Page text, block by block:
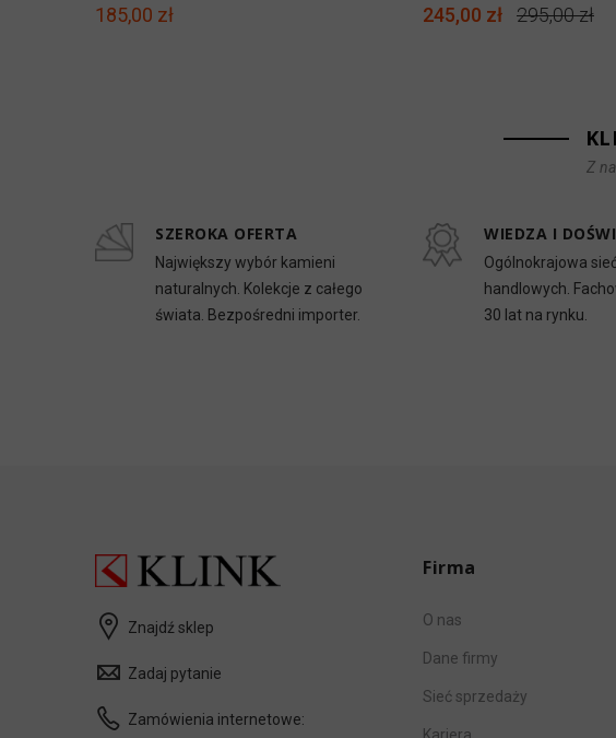
185,00 zł 245,00 zł 295,00 zł
Z
SZEROKA OFERTA
Największy wybór kamieni
naturalnych. Kolekcje z całego
świata. Bezpośredni importer.
WIEDZA I
Ogólnokrajowa
handlowych.
30 lat na rynku.
Znajdź sklep
Zadaj pytanie
Zamówienia internetowe:
Firma
O nas
Dane firmy
Sieć sprzedaży
Kariera